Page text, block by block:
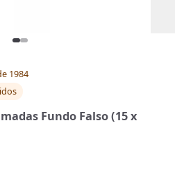
1984
Fundo Falso (15 x